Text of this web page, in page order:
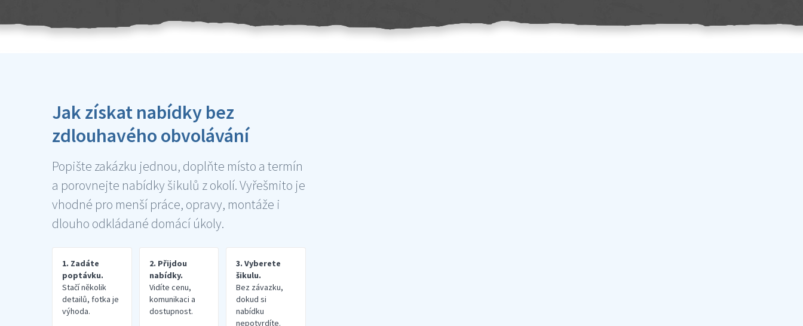
Jak získat nabídky bez
zdlouhavého obvolávání
Popište zakázku jednou, doplňte místo a termín
a porovnejte nabídky šikulů z okolí. Vyřešmito je
vhodné pro menší práce, opravy, montáže i
dlouho odkládané domácí úkoly.
1. Zadáte
poptávku.
Stačí několik
detailů, fotka je
výhoda.
2. Přijdou
nabídky.
Vidíte cenu,
komunikaci a
dostupnost.
3. Vyberete
šikulu.
Bez závazku,
dokud si
nabídku
nepotvrdíte.